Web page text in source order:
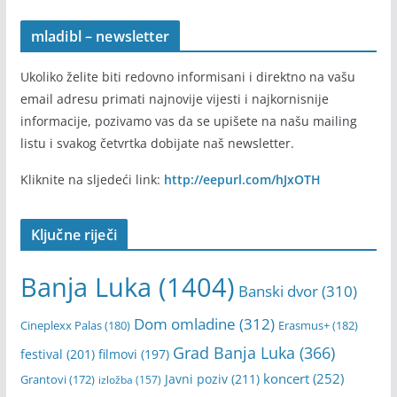
mladibl – newsletter
Ukoliko želite biti redovno informisani i direktno na vašu
email adresu primati najnovije vijesti i najkornisnije
informacije, pozivamo vas da se upišete na našu mailing
listu i svakog četvrtka dobijate naš newsletter.
Kliknite na sljedeći link: http://eepurl.com/hJxOTH
Ključne riječi
Banja Luka (1404) Banski dvor(310)
Cineplexx Palas(180) Dom omladine (312) Erasmus+(182)
festival (201) filmovi (197) Grad Banja Luka (366)
Grantovi(172) izložba (157) Javni poziv(211) koncert(252)